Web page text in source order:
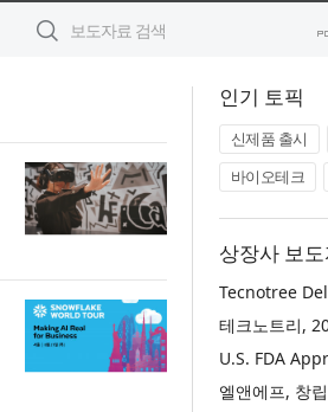
인기 토픽
신제품 출시
바이오테크
상장사 보